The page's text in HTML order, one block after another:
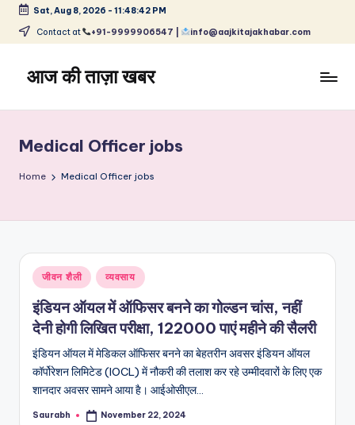
Skip
content
Sat, Aug 8, 2026 - 11:48:43 PM
Contact at +91-9999906547 | info@aajkitajakhabar.com
आज की ताज़ा खबर
ताज़ा
समाचार
–
और
विश्व
Medical Officer jobs
Home Medical Officer jobs
Posted
in
जीवन शैली व्यवसाय
इंडियन ऑयल में ऑफिसर बनने का गोल्डन चांस, नहीं
देनी होगी लिखित परीक्षा, 122000 पाएं महीने की सैलरी
इंडियन ऑयल में मेडिकल ऑफिसर बनने का बेहतरीन अवसर इंडियन ऑयल
कॉर्पोरेशन लिमिटेड (IOCL) में नौकरी की तलाश कर रहे उम्मीदवारों के लिए एक
शानदार अवसर सामने आया है। आईओसीएल…
Posted
Saurabh November 22, 2024